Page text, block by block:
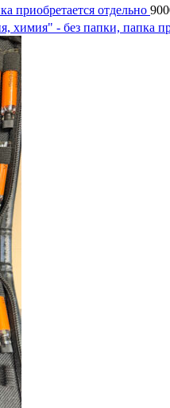
приобретается отдельно
химия" - без папки, папка